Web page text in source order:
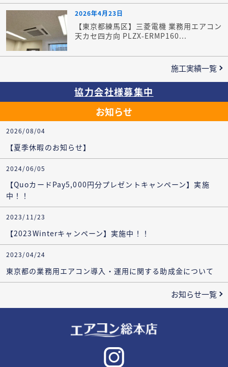
2026年4月23日
【東京都練馬区】三菱電機 業務用エアコン
天カセ四方向 PLZX-ERMP160...
施工実績一覧
協力会社様募集中
お知らせ
2026/08/04
【夏季休暇のお知らせ】
2024/06/05
【QuoカードPay5,000円分プレゼントキャンペーン】実施
中！！
2023/11/23
【2023Winterキャンペーン】実施中！！
2023/04/24
東京都の業務用エアコン導入・運用に関する助成金について
お知らせ一覧